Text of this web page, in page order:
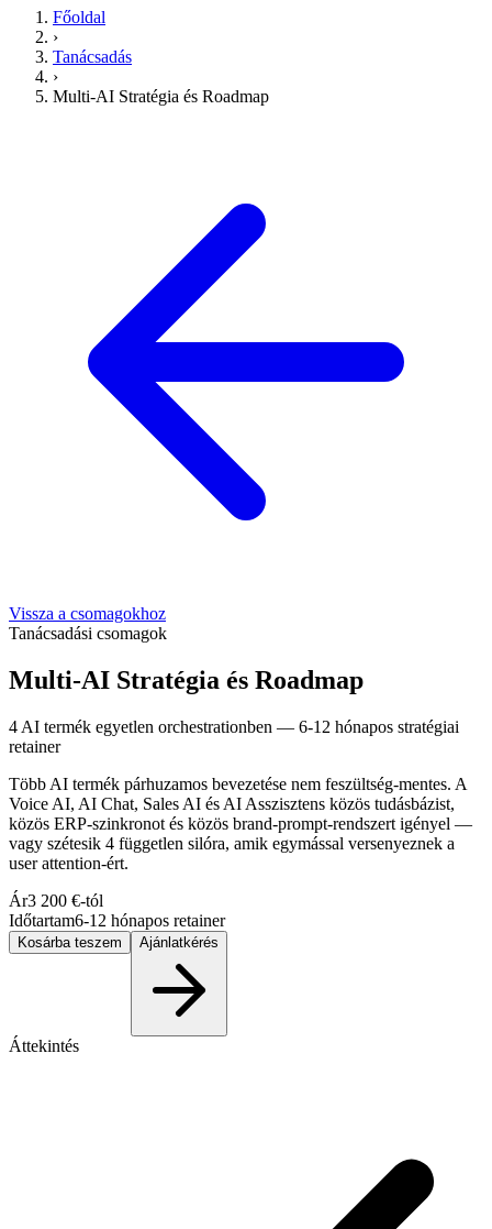
Főoldal
›
Tanácsadás
›
Multi-AI Stratégia és Roadmap
Vissza a csomagokhoz
Tanácsadási csomagok
Multi-AI Stratégia és Roadmap
4 AI termék egyetlen orchestrationben — 6-12 hónapos stratégiai
retainer
Több AI termék párhuzamos bevezetése nem feszültség-mentes. A
Voice AI, AI Chat, Sales AI és AI Asszisztens közös tudásbázist,
közös ERP-szinkronot és közös brand-prompt-rendszert igényel —
vagy szétesik 4 független silóra, amik egymással versenyeznek a
user attention-ért.
Ár3 200 €-tól
Időtartam6-12 hónapos retainer
Kosárba teszem Ajánlatkérés
Áttekintés